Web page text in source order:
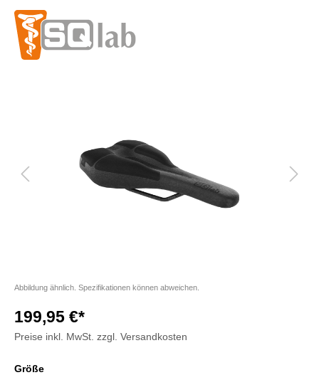
Abbildung ähnlich. Spezifikationen können abweichen.
199,95 €*
Preise inkl. MwSt. zzgl. Versandkosten
Größe